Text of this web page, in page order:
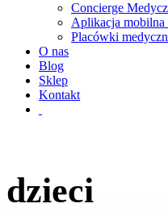
Concierge
Aplikacja
Placówki
O nas
Blog
Sklep
Kontakt
dzieci